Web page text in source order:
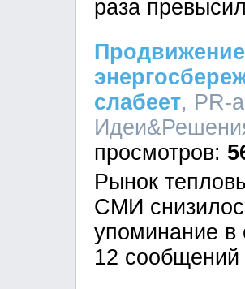
раза
слабеет, PR-
Рынок
СМИ
упоминание в
12